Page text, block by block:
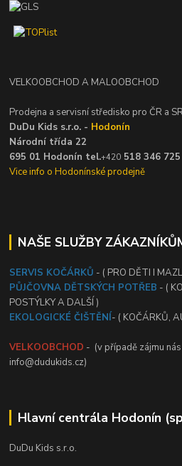
VELKOOBCHOD A MALOOBCHOD
Prodejna a servisní středisko pro ČR a
DuDu Kids s.r.o. - Hodonín
Národní třída 22
695 01 Hodonín tel.+420 518 346 725
Vice info o Hodonínské prodejně
NAŠE SLUŽBY
SERVIS KOČÁRKŮ - ( PRO DĚTI I
PŮJČOVNA DĚTSKÝCH POTŘEB - (
POSTÝLKY A DALŠÍ )
EKOLOGICKÉ ČIŠTĚNÍ- ( KOČÁRKŮ,
VELKOOBCHOD - (v případě zájmu
info@dudukids.cz)
Hlavní centrála Hodonín
DuDu Kids s.r.o.